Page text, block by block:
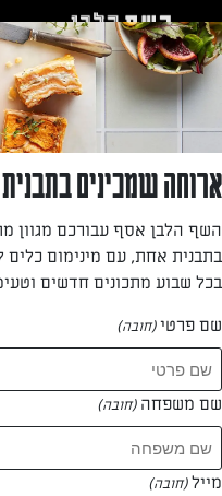
לאזור
תוכן
תחתון
אתי
—
המתכונים של
1 מתכונים
ארוחה שמכינים
השף הלבן אסף עבורכם מגוון
בתבנית אחת, עם מינימום
בכל שבוע מתכונים חדשים
שם פרטי(חובה)
שם משפחה (חובה)
מייל(חובה)